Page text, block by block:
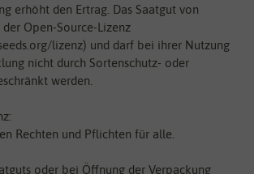
erhöht den Ertrag. Das Saatgut von
Open-Source-Lizenz
lizenz) und darf bei ihrer Nutzung
nicht durch Sortenschutz- oder
werden.
Rechten und Pflichten für alle.
oder bei Öffnung der Verpackung